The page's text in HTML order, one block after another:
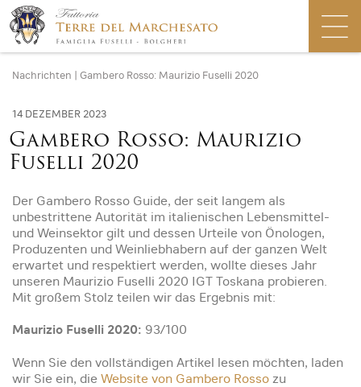
Nachrichten Gambero Rosso: Maurizio Fuselli 2020
14 DEZEMBER 2023
Gambero Rosso: Maurizio
Fuselli 2020
Der Gambero Rosso Guide, der seit langem als
unbestrittene Autorität im italienischen Lebensmittel-
und Weinsektor gilt und dessen Urteile von Önologen,
Produzenten und Weinliebhabern auf der ganzen Welt
erwartet und respektiert werden, wollte dieses Jahr
unseren Maurizio Fuselli 2020 IGT Toskana probieren.
Mit großem Stolz teilen wir das Ergebnis mit:
Maurizio Fuselli 2020: 93/100
Wenn Sie den vollständigen Artikel lesen möchten, laden
wir Sie ein, die Website von Gambero Rosso zu